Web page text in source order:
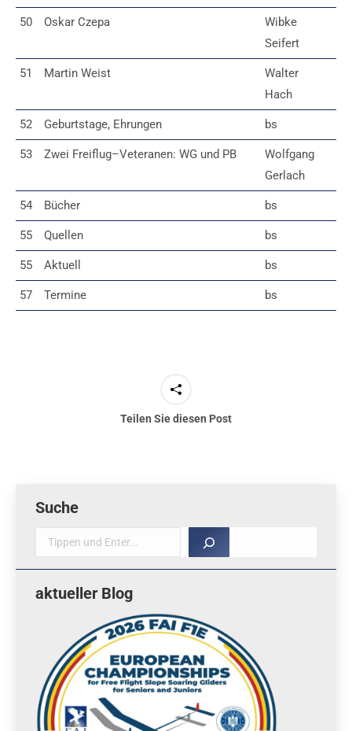
50 Oskar Czepa
Wibke
Seifert
51 Martin Weist
Walter
Hach
52 Geburtstage, Ehrungen bs
53 Zwei Freiflug–Veteranen: WG und PB
Wolfgang
Gerlach
54 Bücher bs
55 Quellen bs
55 Aktuell bs
57 Termine bs
Teilen Sie diesen Post
Suche
Suche
aktueller Blog